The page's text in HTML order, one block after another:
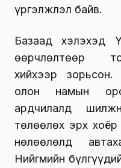
үргэлжлэл байв.
Базаад хэлэхэд
өөрчлөлтөөр
хийхээр
олон намын
ардчилалд
төлөөлөх эрх
нөлөөлөлд
Нийгмийн